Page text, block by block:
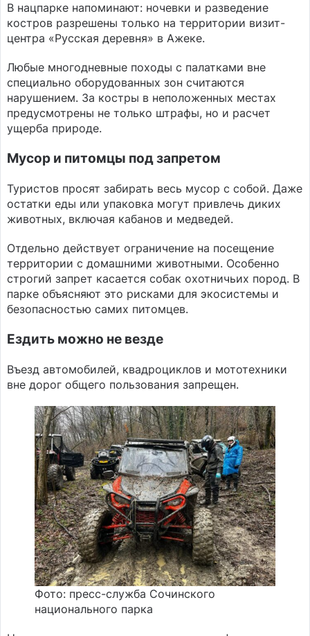
В нацпарке напоминают: ночевки и разведение
костров разрешены только на территории визит-
центра «Русская деревня» в Ажеке.
Любые многодневные походы с палатками вне
специально оборудованных зон считаются
нарушением. За костры в неположенных местах
предусмотрены не только штрафы, но и расчет
ущерба природе.
Мусор и питомцы под запретом
Туристов просят забирать весь мусор с собой. Даже
остатки еды или упаковка могут привлечь диких
животных, включая кабанов и медведей.
Отдельно действует ограничение на посещение
территории с домашними животными. Особенно
строгий запрет касается собак охотничьих пород. В
парке объясняют это рисками для экосистемы и
безопасностью самих питомцев.
Ездить можно не везде
Въезд автомобилей, квадроциклов и мототехники
вне дорог общего пользования запрещен.
Фото: пресс-служба Сочинского
национального парка